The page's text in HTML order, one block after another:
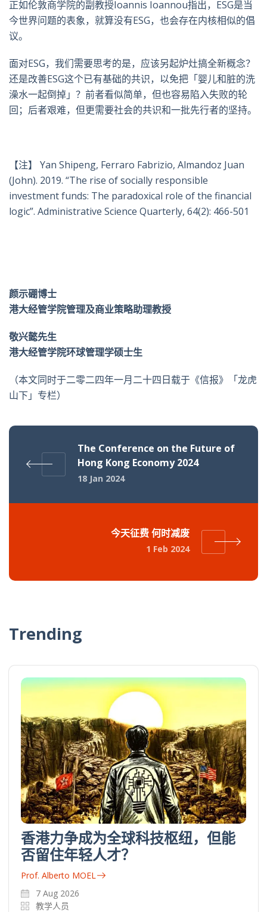
正如伦敦商学院的副教授Ioannis Ioannou指出，ESG是当
今世界问题的表象，就算没有ESG，也会存在内核相似的倡
议。
面对ESG，我们需要思考的是，应该另起炉灶搞全新概念？
还是改善ESG这个已有基础的共识，以免把「婴儿和脏的洗
澡水一起倒掉」？前者看似简单，但也容易陷入失败的轮
回；后者艰难，但更需要社会的共识和一批先行者的坚持。
【注】
Yan Shipeng, Ferraro Fabrizio, Almandoz Juan
(John). 2019. “The rise of socially responsible
investment funds: The paradoxical role of the financial
logic”. Administrative Science Quarterly, 64(2): 466-501
颜示硼博士
港大经管学院管理及商业策略助理教授
敬兴懿先生
港大经管学院环球管理学硕士生
（本文同时于二零二四年一月二十四日载于《信报》「龙虎
山下」专栏）
The Conference on the Future of
Hong Kong Economy 2024
18 Jan 2024
今天征费 何时减废
1 Feb 2024
Trending
香港力争成为全球科技枢纽，但能
否留住年轻人才？
Prof. Alberto MOEL
7 Aug 2026
教学人员